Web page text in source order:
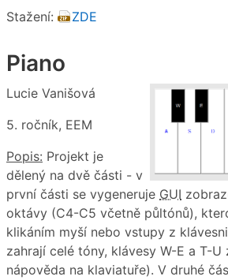
Stažení:
ZDE
Piano
Lucie Vanišová
5. ročník, EEM
Popis: Projekt je
dělený na dvě části - v
první části se vygeneruje GUI
oktávy (C4-C5 včetně půltónů),
klikáním myší nebo vstupy z
zahrají celé tóny, klávesy W-E a T-
nápověda na klaviatuře). V druhé